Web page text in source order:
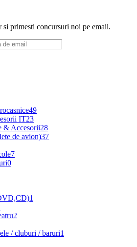
si primesti concursuri noi pe email.
49
IT23
& Accesorii28
de avion)37
7
0
1
2
/ cluburi / baruri1